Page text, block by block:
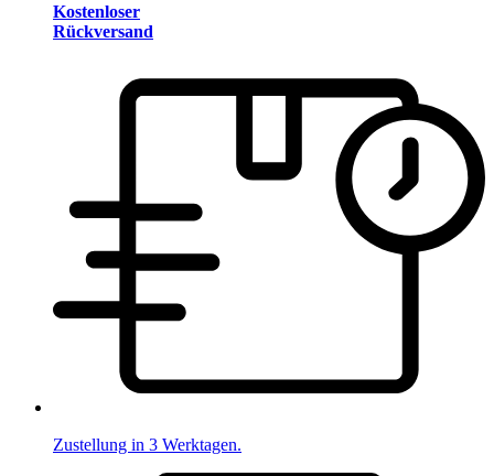
Kostenloser
Rückversand
Zustellung in 3 Werktagen.